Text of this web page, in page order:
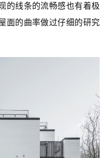
的线条的流畅感也有着极
面的曲率做过仔细的研究